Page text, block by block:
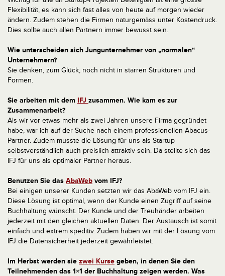
Flexibilität, es kann sich fast alles von heute auf morgen wieder
ändern. Zudem stehen die Firmen naturgemäss unter Kostendruck.
Dies sollte auch allen Partnern immer bewusst sein.
Wie unterscheiden sich Jungunternehmer von „normalen“
Unternehmern?
Sie denken, zum Glück, noch nicht in starren Strukturen und
Formen.
Sie arbeiten mit dem IFJ zusammen. Wie kam es zur
Zusammenarbeit?
Als wir vor etwas mehr als zwei Jahren unsere Firma gegründet
habe, war ich auf der Suche nach einem professionellen Abacus-
Partner. Zudem musste die Lösung für uns als Startup
selbstverständlich auch preislich attraktiv sein. Da stellte sich das
IFJ für uns als optimaler Partner heraus.
Benutzen Sie das AbaWeb vom IFJ?
Bei einigen unserer Kunden setzten wir das AbaWeb vom IFJ ein.
Diese Lösung ist optimal, wenn der Kunde einen Zugriff auf seine
Buchhaltung wünscht. Der Kunde und der Treuhänder arbeiten
jederzeit mit den gleichen aktuellen Daten. Der Austausch ist somit
einfach und extrem speditiv. Zudem haben wir mit der Lösung vom
IFJ die Datensicherheit jederzeit gewährleistet.
Im Herbst werden sie zwei Kurse geben, in denen Sie den
Teilnehmenden das 1×1 der Buchhaltung zeigen werden. Was